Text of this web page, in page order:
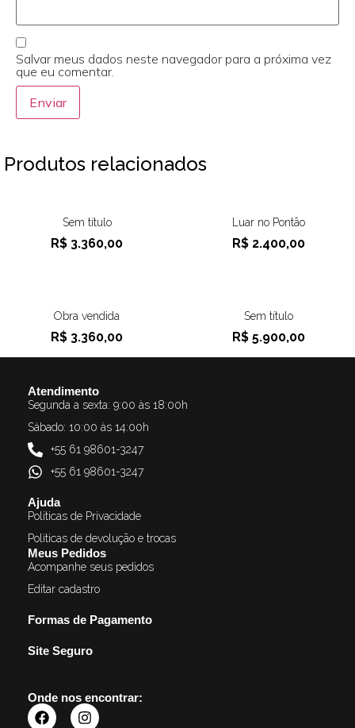
Salvar meus dados neste navegador para a próxima vez
que eu comentar.
Produtos relacionados
Sem título
R$ 3.360,00
Luar no Pontão
R$2.400,00
Obra vendida
R$ 3.360,00
Sem título
R$5.900,00
Atendimento
Segunda a sexta: 9:00 às 18:00h
Sábado: 10:00 às 14:00h
+55 61 98601-3247
+55 61 98601-3247
Ajuda
Politicas de Privacidade
Politicas de devolução e trocas
Meus Pedidos
Acompanhe seus pedidos
Editar cadastro
Formas de Pagamento
Site Seguro
Onde nos encontrar: